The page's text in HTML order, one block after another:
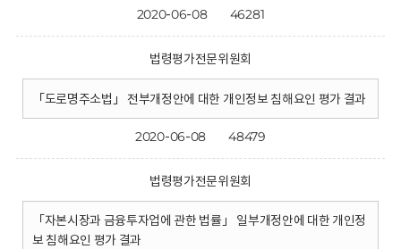
2020-06-08 46281
법령평가전문위원회
「도로명주소법」 전부개정안에 대한 개인정보 침해요인 평가 결과
2020-06-08 48479
법령평가전문위원회
「자본시장과 금융투자업에 관한 법률」 일부개정안에 대한 개인정
보 침해요인 평가 결과